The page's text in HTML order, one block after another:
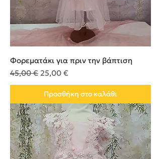
Φορεματάκι για πριν την βάπτιση
Κανονική τιμή
45,00 € Τιμή Έκπτωσης
25,00 €
Προσθήκη στο καλάθι